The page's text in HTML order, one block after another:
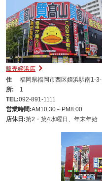
販売姪浜店
住
所:
福岡県福岡市西区姪浜駅南1-3-
1
TEL:092-891-1111
営業時間:AM10:30～PM8:00
店休日:第2・第4水曜日、年末年始